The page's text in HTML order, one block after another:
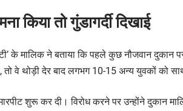
किया तो गुंडागर्दी दिखाई
के मालिक ने बताया कि पहले कुछ नौजवान
तो वे थोड़ी देर बाद लगभग 10-15 अन्य युवकों को
शुरू कर दी। विरोध करने पर उन्होंने दुकान